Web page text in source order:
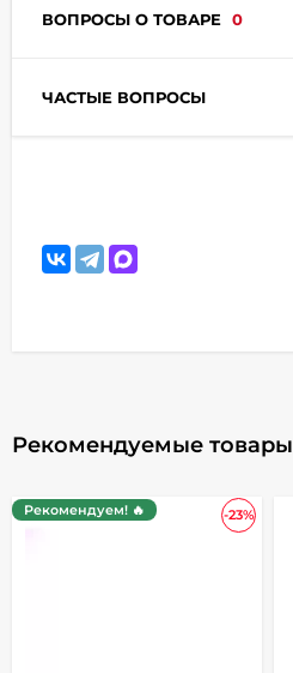
ВОПРОСЫ О ТОВАРЕ 0
ЧАСТЫЕ ВОПРОСЫ
Рекомендуемые товары
-23%
Рекомендуем! 🔥